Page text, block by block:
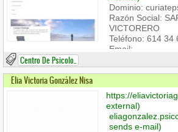
necesarias para
vida.
Dominio:
Razón Social:
VICTORERO
Teléfono: 614 34
Email:
e-mail)
48003 Bilbao,
Centro De Psicolo..
Elia Victoria González Nisa
https://
external)
sends e-mail)